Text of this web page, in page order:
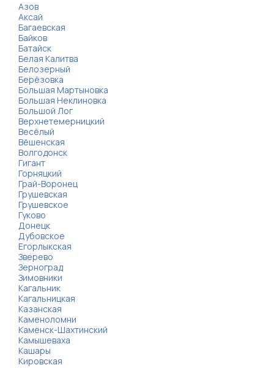
Азов
Аксай
Багаевская
Байков
Батайск
Белая Калитва
Белозерный
Берёзовка
Большая Мартыновка
Большая Неклиновка
Большой Лог
Верхнетемерницкий
Весёлый
Вёшенская
Волгодонск
Гигант
Горняцкий
Грай-Воронец
Грушевская
Грушевское
Гуково
Донецк
Дубовское
Егорлыкская
Зверево
Зерноград
Зимовники
Кагальник
Кагальницкая
Казанская
Каменоломни
Каменск-Шахтинский
Камышеваха
Кашары
Кировская